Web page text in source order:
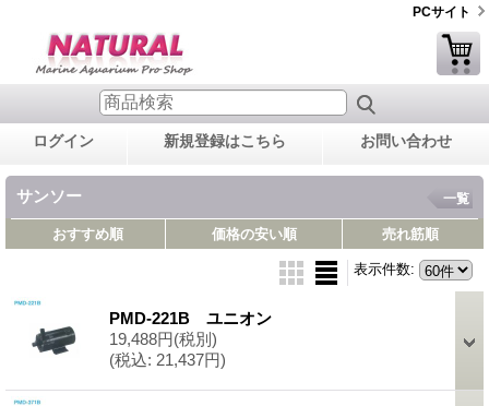
PCサイト
ログイン 新規登録はこちら お問い合わせ
サンソー 一覧
おすすめ順 価格の安い順 売れ筋順
表示件数:
PMD-221B ユニオン
19,488円(税別)
(税込: 21,437円)